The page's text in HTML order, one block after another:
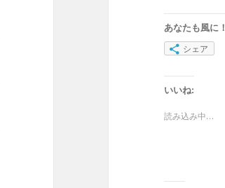
あなたも風に！
シェア
いいね:
読み込み中…